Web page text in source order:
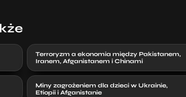
Terroryzm a ekonomia między Pakistanem,
Iranem, Afganistanem i Chinami
Miny zagrożeniem dla dzieci w Ukrainie,
Etiopii i Afganistanie